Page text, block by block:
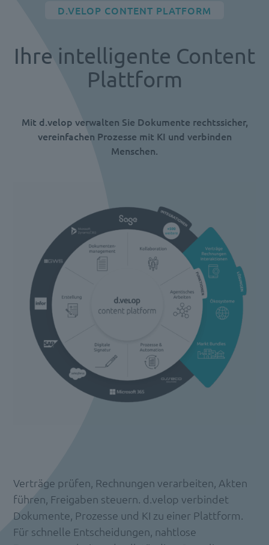
D.VELOP CONTENT PLATFORM
Ihre intelligente Content
Plattform
Mit d.velop verwalten Sie Dokumente rechtssicher,
vereinfachen Prozesse mit KI und verbinden
Menschen.
Verträge prüfen, Rechnungen verarbeiten, Akten
führen, Freigaben steuern. d.velop verbindet
Dokumente, Prozesse und KI zu einer Plattform.
Für schnelle Entscheidungen, nahtlose